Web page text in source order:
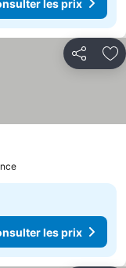
les prix
Partager
les prix